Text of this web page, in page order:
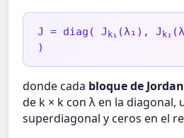
J = diag( J k₁ (λ₁), J k₂
)
donde cada bloque de Jordan
de k × k con λ en la diagonal,
superdiagonal y ceros en el